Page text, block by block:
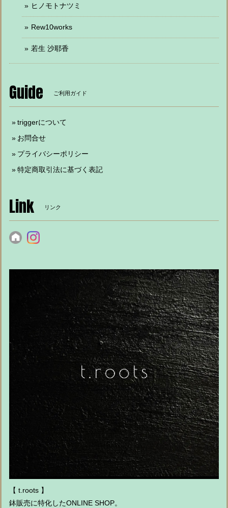
ヒノモトナツミ
Rew10works
若生 沙耶香
Guide ご利用ガイド
triggerについて
お問合せ
プライバシーポリシー
特定商取引法に基づく表記
Link リンク
【 t.roots 】
鉢販売に特化したONLINE SHOP。